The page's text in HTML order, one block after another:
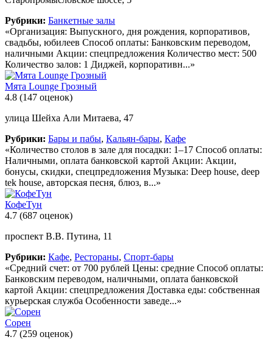
Рубрики: Банкетные залы
«Организация: Выпускного, дня рождения, корпоративов,
свадьбы, юбилеев Способ оплаты: Банковским переводом,
наличными Акции: спецпредложения Количество мест: 500
Количество залов: 1 Диджей, корпоративн...»
Мята Lounge Грозный
4.8 (147 оценок)
улица Шейха Али Митаева, 47
Рубрики: Бары и пабы, Кальян-бары, Кафе
«Количество столов в зале для посадки: 1–17 Способ оплаты:
Наличными, оплата банковской картой Акции: Акции,
бонусы, скидки, спецпредложения Музыка: Deep house, deep
tek house, авторская песня, блюз, в...»
КофеТун
4.7 (687 оценок)
проспект В.В. Путина, 11
Рубрики: Кафе, Рестораны, Спорт-бары
«Средний счет: от 700 рублей Цены: средние Способ оплаты:
Банковским переводом, наличными, оплата банковской
картой Акции: спецпредложения Доставка еды: собственная
курьерская служба Особенности заведе...»
Сорен
4.7 (259 оценок)